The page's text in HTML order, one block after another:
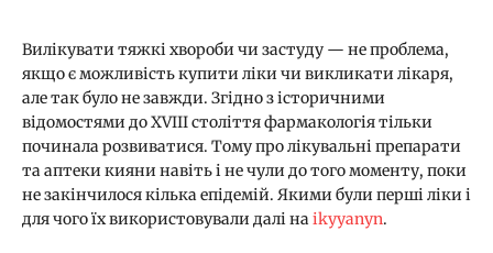
Вилікувати тяжкі хвороби чи застуду — не проблема,
якщо є можливість купити ліки чи викликати лікаря,
але так було не завжди. Згідно з історичними
відомостями до XVIII століття фармакологія тільки
починала розвиватися. Тому про лікувальні препарати
та аптеки кияни навіть і не чули до того моменту, поки
не закінчилося кілька епідемій. Якими були перші ліки і
для чого їх використовували далі наikyyanyn.